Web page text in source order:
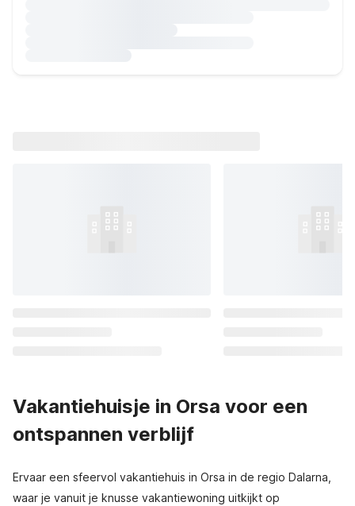
Vakantiehuisje in Orsa voor een
ontspannen verblijf
Ervaar een sfeervol vakantiehuis in Orsa in de regio Dalarna,
waar je vanuit je knusse vakantiewoning uitkijkt op